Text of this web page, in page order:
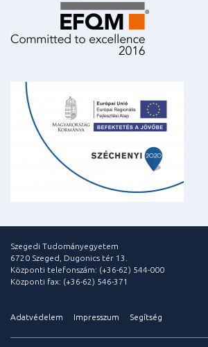
Szegedi Tudományegyetem
6720 Szeged, Dugonics tér 13.
Központi telefonszám: (+36-62) 544-000
Központi fax: (+36-62) 546-371
Adatvédelem Impresszum Segítség